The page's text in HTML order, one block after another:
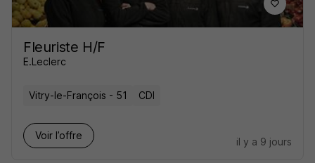
Fleuriste H/F
E.Leclerc
Vitry-le-François - 51 CDI
Voir l’offre
il y a 9 jours